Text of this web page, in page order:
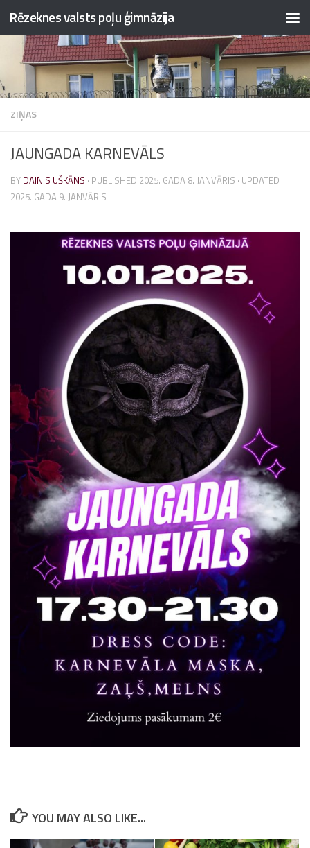
Skip to content
Rēzeknes valsts poļu ģimnāzija
ZIŅAS
JAUNGADA KARNEVĀLS
BY DAINIS UŠKĀNS · PUBLISHED 2025. GADA 8. JANVĀRIS · UPDATED
2025. GADA 9. JANVĀRIS
YOU MAY ALSO LIKE...